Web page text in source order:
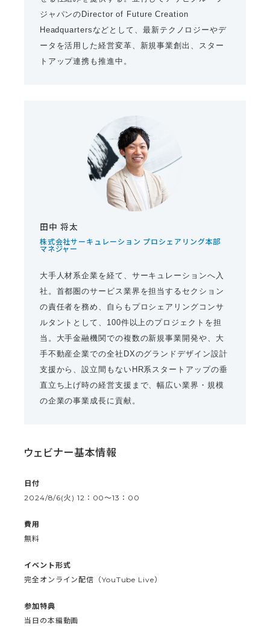
ジャパンのDirector of Future Creation
Headquartersなどとして、最新テクノロジーやデ
ータを活用した経営変革、新規事業創出、スター
トアップ連携も推進中。
田中 将太
株式会社サーキュレーション プロシェアリング本部
マネジャー
大手人材系企業を経て、サーキュレーションへ入
社。首都圏のサービス業界を担当するセクション
の責任者を務め、自らもプロシェアリングコンサ
ルタントとして、100件以上のプロジェクトを担
当。大手金融機関での複数の新規事業開発や、大
手不動産企業での全社DXのグランドデザイン設計
支援から、設立間もないHR系スタートアップの垂
直立ち上げ時の経営支援まで、幅広い業界・規模
の企業の事業成長に貢献。
ウェビナー基本情報
日付
2024/8/6(火) 12：00〜13：00
費用
無料
イベント形式
完全オンライン配信（YouTube Live）
参加特典
当日の本編動画